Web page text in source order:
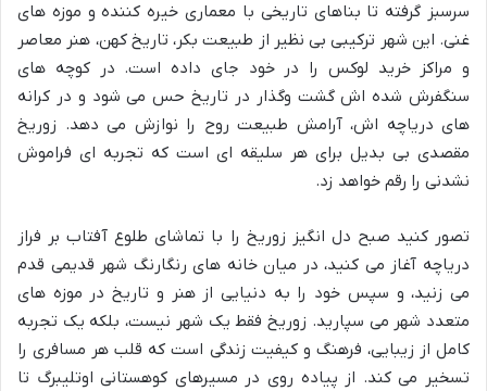
سرسبز گرفته تا بناهای تاریخی با معماری خیره کننده و موزه های
غنی. این شهر ترکیبی بی نظیر از طبیعت بکر، تاریخ کهن، هنر معاصر
و مراکز خرید لوکس را در خود جای داده است. در کوچه های
سنگفرش شده اش گشت وگذار در تاریخ حس می شود و در کرانه
های دریاچه اش، آرامش طبیعت روح را نوازش می دهد. زوریخ
مقصدی بی بدیل برای هر سلیقه ای است که تجربه ای فراموش
نشدنی را رقم خواهد زد.
تصور کنید صبح دل انگیز زوریخ را با تماشای طلوع آفتاب بر فراز
دریاچه آغاز می کنید، در میان خانه های رنگارنگ شهر قدیمی قدم
می زنید، و سپس خود را به دنیایی از هنر و تاریخ در موزه های
متعدد شهر می سپارید. زوریخ فقط یک شهر نیست، بلکه یک تجربه
کامل از زیبایی، فرهنگ و کیفیت زندگی است که قلب هر مسافری را
تسخیر می کند. از پیاده روی در مسیرهای کوهستانی اوتلیبرگ تا